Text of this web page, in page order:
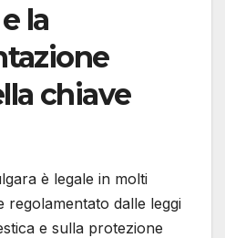
la
chiave
è legale in molti
regolamentato dalle leggi
e sulla protezione